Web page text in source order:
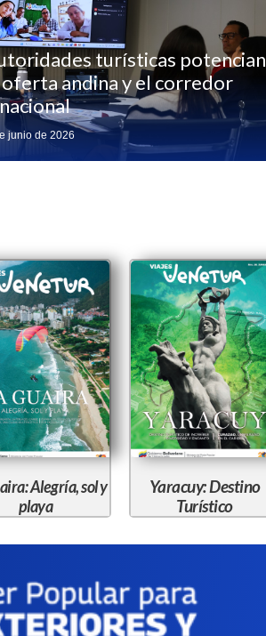
turísticas potencian
andina y el corredor
junio de 2026
Alegría, sol y
playa
Yaracuy: Destino
Turístico